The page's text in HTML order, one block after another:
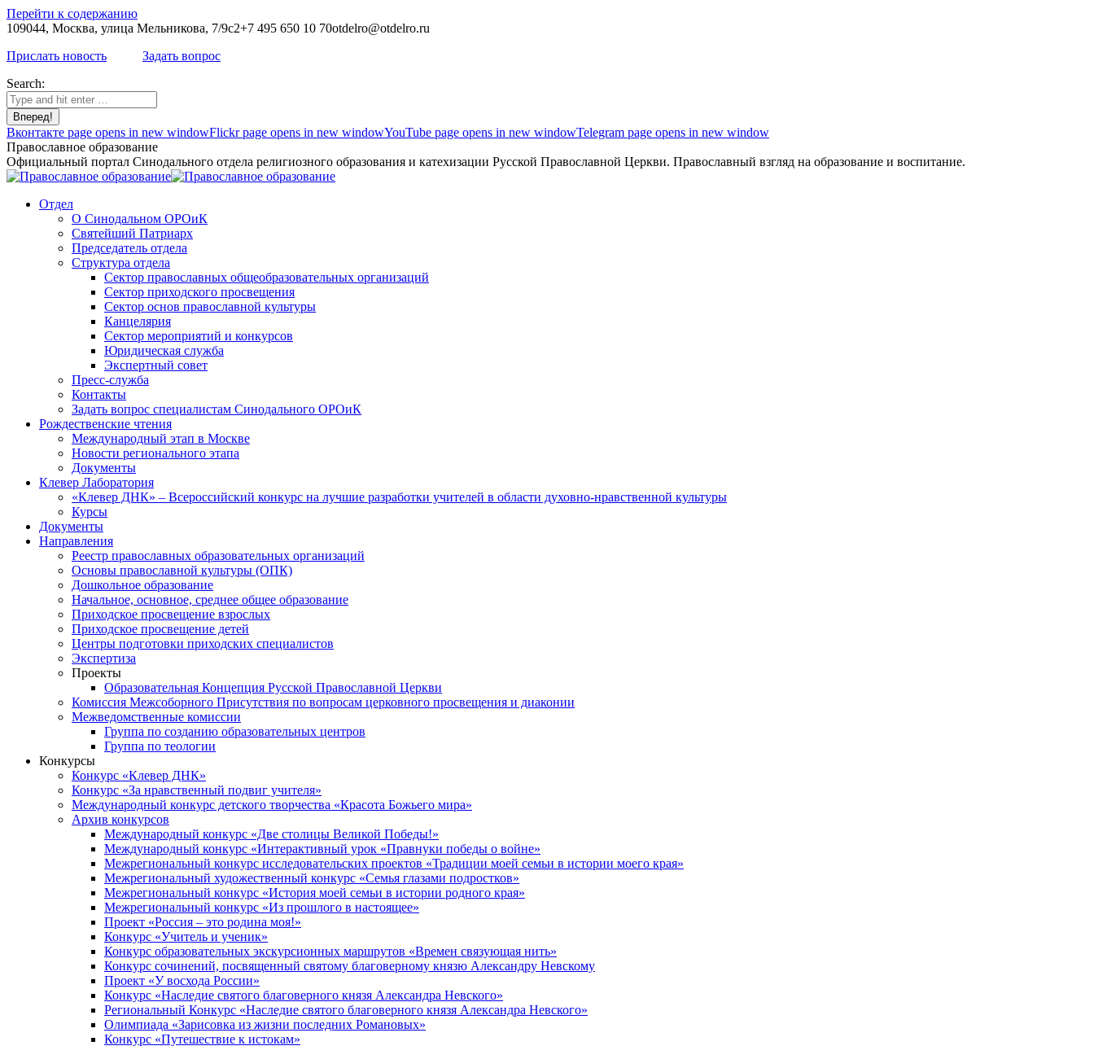
Перейти к содержанию
109044, Москва, улица Мельникова, 7/9с2+7 495 650 10 70otdelro@otdelro.ru
Прислать новость
Задать вопрос
Search:
Вконтакте page opens in new windowFlickr page opens in new windowYouTube page opens in new windowTelegram page opens in new window
Православное образование
Официальный портал Синодального отдела религиозного образования и катехизации Русской Православной Церкви. Православный взгляд на образование и воспитание.
Отдел
О Синодальном ОРОиК
Святейший Патриарх
Председатель отдела
Структура отдела
Сектор православных общеобразовательных организаций
Сектор приходского просвещения
Сектор основ православной культуры
Канцелярия
Сектор мероприятий и конкурсов
Юридическая служба
Экспертный совет
Пресс-служба
Контакты
Задать вопрос специалистам Синодального ОРОиК
Рождественские чтения
Международный этап в Москве
Новости регионального этапа
Документы
Клевер Лаборатория
«Клевер ДНК» – Всероссийский конкурс на лучшие разработки учителей в области духовно-нравственной культуры
Курсы
Документы
Направления
Реестр православных образовательных организаций
Основы православной культуры (ОПК)
Дошкольное образование
Начальное, основное, среднее общее образование
Приходское просвещение взрослых
Приходское просвещение детей
Центры подготовки приходских специалистов
Экспертиза
Проекты
Образовательная Концепция Русской Православной Церкви
Комиссия Межсоборного Присутствия по вопросам церковного просвещения и диаконии
Межведомственные комиссии
Группа по созданию образовательных центров
Группа по теологии
Конкурсы
Конкурс «Клевер ДНК»
Конкурс «За нравственный подвиг учителя»
Международный конкурс детского творчества «Красота Божьего мира»
Архив конкурсов
Международный конкурс «Две столицы Великой Победы!»
Международный конкурс «Интерактивный урок «Правнуки победы о войне»
Межрегиональный конкурс исследовательских проектов «Традиции моей семьи в истории моего края»
Межрегиональный художественный конкурс «Семья глазами подростков»
Межрегиональный конкурс «История моей семьи в истории родного края»
Межрегиональный конкурс «Из прошлого в настоящее»
Проект «Россия – это родина моя!»
Конкурс «Учитель и ученик»
Конкурс образовательных экскурсионных маршрутов «Времен связующая нить»
Конкурс сочинений, посвященный святому благоверному князю Александру Невскому
Проект «У восхода России»
Конкурс «Наследие святого благоверного князя Александра Невского»
Региональный Конкурс «Наследие святого благоверного князя Александра Невского»
Олимпиада «Зарисовка из жизни последних Романовых»
Конкурс «Путешествие к истокам»